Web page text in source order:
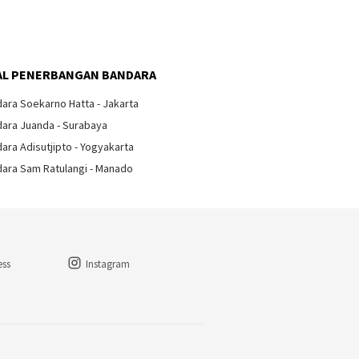
PENERBANGAN BANDARA
Soekarno Hatta - Jakarta
Juanda - Surabaya
Adisutjipto - Yogyakarta
Sam Ratulangi - Manado
Instagram